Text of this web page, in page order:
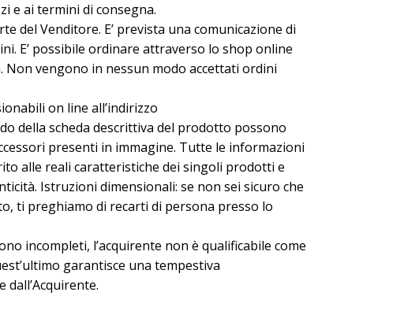
e ai termini di consegna.
del Venditore. E’ prevista una comunicazione di
E’ possibile ordinare attraverso lo shop online
vengono in nessun modo accettati ordini
on line all’indirizzo
della scheda descrittiva del prodotto possono
presenti in immagine. Tutte le informazioni
alle reali caratteristiche dei singoli prodotti e
Istruzioni dimensionali: se non sei sicuro che
ti preghiamo di recarti di persona presso lo
incompleti, l’acquirente non è qualificabile come
garantisce una tempestiva